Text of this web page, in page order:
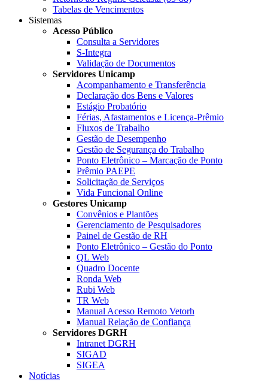
Tabelas de Vencimentos
Sistemas
Acesso Público
Consulta a Servidores
S-Integra
Validação de Documentos
Servidores Unicamp
Acompanhamento e Transferência
Declaração dos Bens e Valores
Estágio Probatório
Férias, Afastamentos e Licença-Prêmio
Fluxos de Trabalho
Gestão de Desempenho
Gestão de Segurança do Trabalho
Ponto Eletrônico – Marcação de Ponto
Prêmio PAEPE
Solicitação de Serviços
Vida Funcional Online
Gestores Unicamp
Convênios e Plantões
Gerenciamento de Pesquisadores
Painel de Gestão de RH
Ponto Eletrônico – Gestão do Ponto
QL Web
Quadro Docente
Ronda Web
Rubi Web
TR Web
Manual Acesso Remoto Vetorh
Manual Relação de Confiança
Servidores DGRH
Intranet DGRH
SIGAD
SIGEA
Notícias